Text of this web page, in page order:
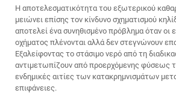
Η αποτελεσματικότητα του εξωτερικού
μειώνει επίσης τον κίνδυνο σχηματισμού
αποτελεί ένα συνηθισμένο πρόβλημα όταν οι
οχήματος πλένονται αλλά δεν στεγνώνουν
Εξαλείφοντας το στάσιμο νερό από τη
αντιμετωπίζουν από προερχόμενης φύσεως
ενδημικές αιτίες των κατακρημνισμάτων
επιφάνειες.